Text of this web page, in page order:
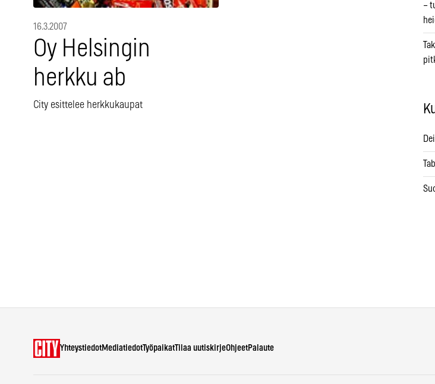
16.3.2007
Oy Helsingin
herkku ab
City esittelee herkkukaupat
–
YhteystiedotMediatiedotTyöpaikatTilaa uutiskirjeOhjeetPalaute